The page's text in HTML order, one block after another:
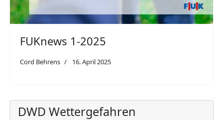
FUKnews 1-2025
Cord Behrens 16. April 2025
DWD Wettergefahren